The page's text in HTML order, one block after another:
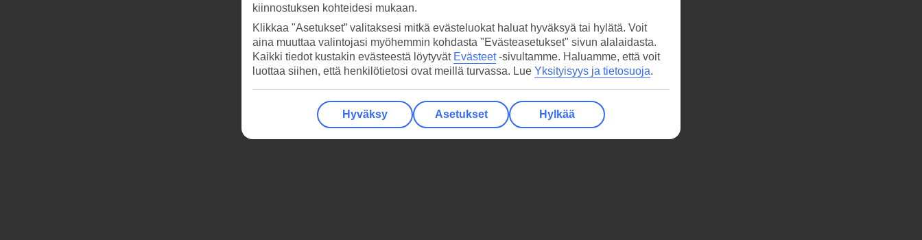
Näytetään1 - 0/0hotelli
Ei enempää näytettäviä lomia
kiinnostuksen kohteidesi mukaan.
Klikkaa "Asetukset” valitaksesi mitkä evästeluokat haluat hyväksyä tai hylätä. Voit
aina muuttaa valintojasi myöhemmin kohdasta "Evästeasetukset" sivun alalaidasta.
Kaikki tiedot kustakin evästeestä löytyvät Evästeet-sivultamme. Haluamme, että voit
luottaa siihen, että henkilötietosi ovat meillä turvassa. Lue Yksityisyys ja tietosuoja.
Hyväksy Asetukset Hylkää